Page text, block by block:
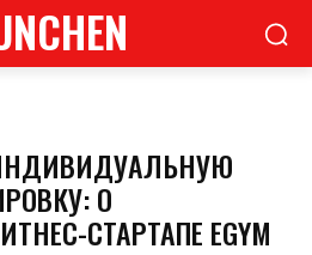
О
СТАРТАПЕ EGYM